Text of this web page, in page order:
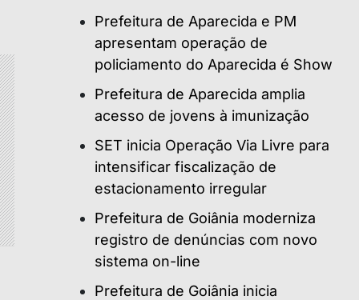
Prefeitura de Aparecida e PM
apresentam operação de
policiamento do Aparecida é Show
Prefeitura de Aparecida amplia
acesso de jovens à imunização
SET inicia Operação Via Livre para
intensificar fiscalização de
estacionamento irregular
Prefeitura de Goiânia moderniza
registro de denúncias com novo
sistema on-line
Prefeitura de Goiânia inicia